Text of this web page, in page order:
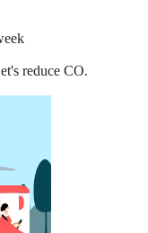
reduce CO.